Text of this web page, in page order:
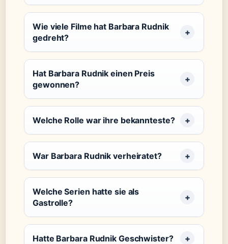
Wie viele Filme hat Barbara Rudnik
gedreht?
Hat Barbara Rudnik einen Preis
gewonnen?
Welche Rolle war ihre bekannteste?
War Barbara Rudnik verheiratet?
Welche Serien hatte sie als
Gastrolle?
Hatte Barbara Rudnik Geschwister?